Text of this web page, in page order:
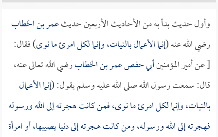
وأول حديث بدأ به من الأحاديث الأربعين حديثعمر بن الخطاب
رضي الله عنه (إنما الأعمال بالنيات، وإنما لكل امرئ ما نوى) فقال:
[ عن أمير المؤمنينأبي حفص عمر بن الخطابرضي الله تعالى عنه،
قال: سمعت رسول الله صلى الله عليه وسلم يقول: (إنما الأعمال
بالنيات، وإنما لكل امرئ ما نوى، فمن كانت هجرته إلى الله ورسوله
فهجرته إلى الله ورسوله، ومن كانت هجرته إلى دنيا يصيبها، أو امرأة